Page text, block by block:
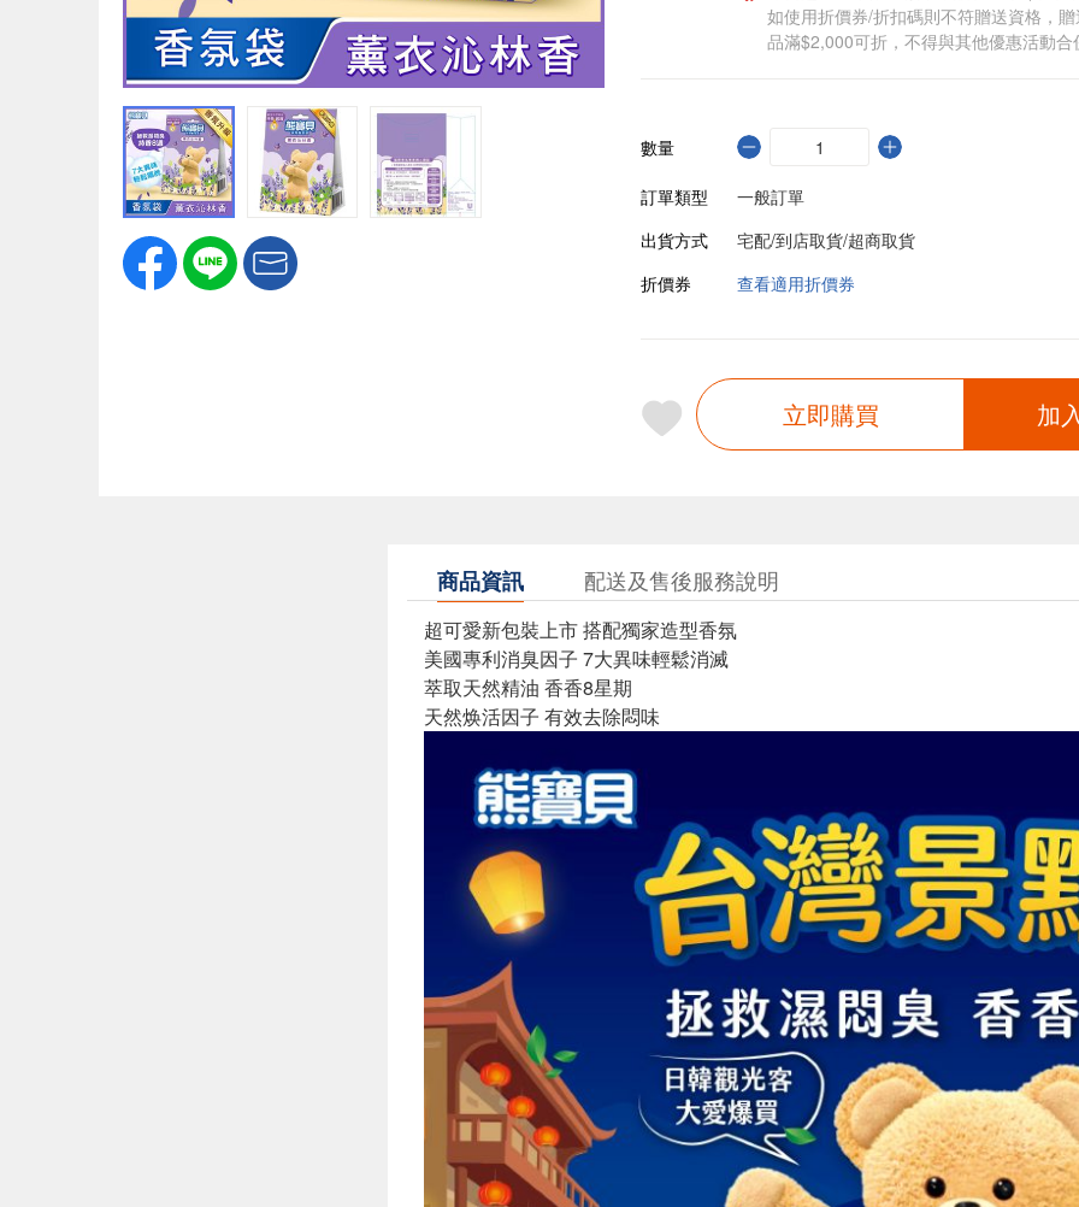
如使用折價券/折扣碼則不符贈送資格，
品滿$2,000可折，不得與其他優惠活動合
數量
訂單類型
一般訂單
出貨方式
宅配/到店取貨/超商取貨
折價券
查看適用折價券
立即購買 加
商品資訊 配送及售後服務說明
超可愛新包裝上市 搭配獨家造型香氛
美國專利消臭因子 7大異味輕鬆消滅
萃取天然精油 香香8星期
天然焕活因子 有效去除悶味